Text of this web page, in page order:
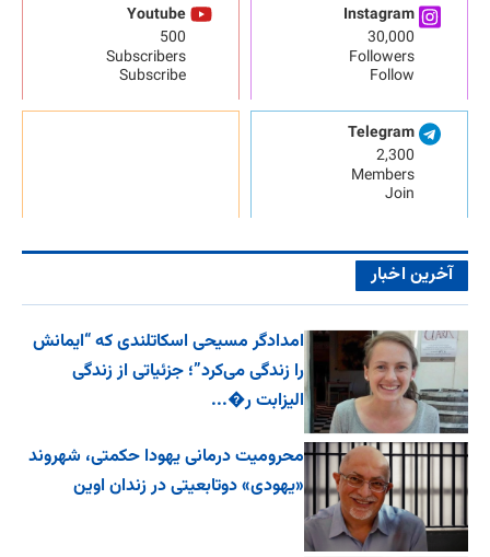
Instagram
30,000
Followers
Follow
Youtube
500
Subscribers
Subscribe
Telegram
2,300
Members
Join
آخرین اخبار
امدادگر مسیحی اسکاتلندی که “ایمانش
را زندگی می‌کرد”؛ جزئیاتی از زندگی
الیزابت ر�...
محرومیت درمانی یهودا حکمتی، شهروند
«یهودی» دوتابعیتی در زندان اوین